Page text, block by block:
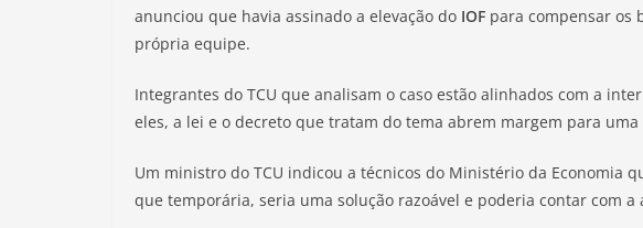
anunciou que havia assinado a elevação do IOF para compensar os
própria equipe.
Integrantes do TCU que analisam o caso estão alinhados com a
eles, a lei e o decreto que tratam do tema abrem margem para
Um ministro do TCU indicou a técnicos do Ministério da Economia
que temporária, seria uma solução razoável e poderia contar com a